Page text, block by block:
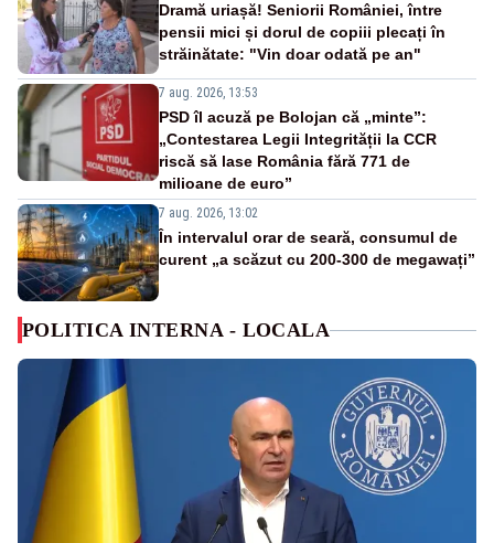
Dramă uriașă! Seniorii României, între
pensii mici și dorul de copiii plecați în
străinătate: "Vin doar odată pe an"
7 aug. 2026, 13:53
PSD îl acuză pe Bolojan că „minte”:
„Contestarea Legii Integrității la CCR
riscă să lase România fără 771 de
milioane de euro”
7 aug. 2026, 13:02
În intervalul orar de seară, consumul de
curent „a scăzut cu 200-300 de megawați”
POLITICA INTERNA - LOCALA